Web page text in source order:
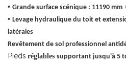
• Grande surface scénique : 11190 mm
• Levage hydraulique du toit et
latérales
Revêtement de sol professionnel
Pieds réglables supportant jusqu'à 5